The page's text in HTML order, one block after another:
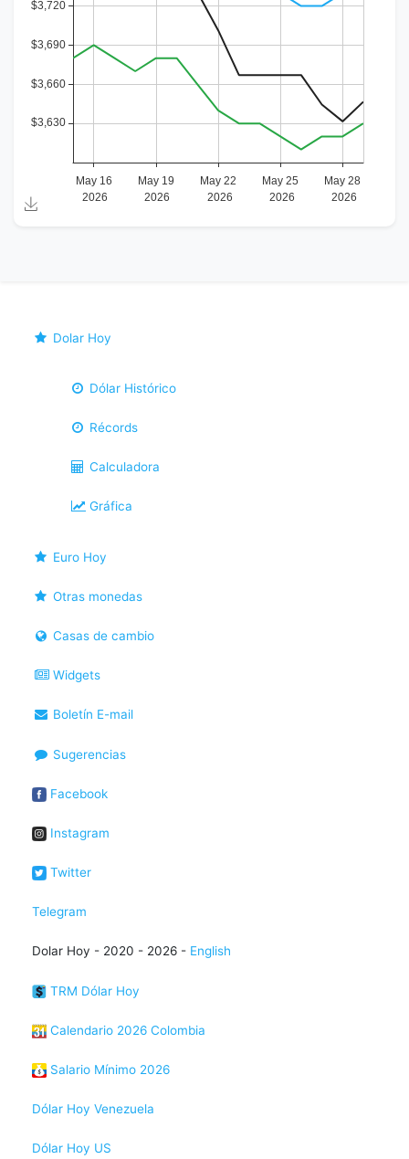
Dolar Hoy
Dólar Histórico
Récords
Calculadora
Gráfica
Euro Hoy
Otras monedas
Casas de cambio
Widgets
Boletín E-mail
Sugerencias
Facebook
Instagram
Twitter
Telegram
Dolar Hoy - 2020 - 2026 - English
TRM Dólar Hoy
Calendario 2026 Colombia
Salario Mínimo 2026
Dólar Hoy Venezuela
Dólar Hoy US